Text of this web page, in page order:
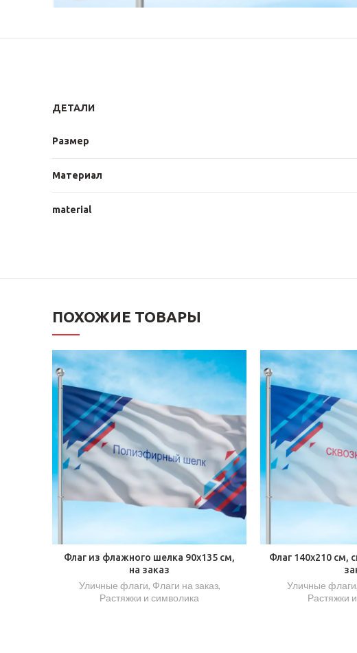
ДЕТАЛИ
Размер
Материал
material
ПОХОЖИЕ ТОВАРЫ
Флаг из флажного шелка 90х135 см,
на заказ
Уличные флаги, Флаги на заказ,
Растяжки и символика
Флаг 140х210 см,
Уличные флаги,
Растяжки